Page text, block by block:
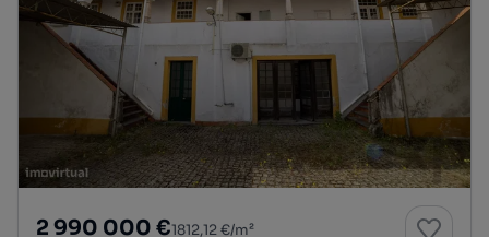
2 990 000 €1812,12 €/m²